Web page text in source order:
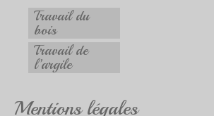
Travail du
bois
Travail de
l’argile
Mentions légales